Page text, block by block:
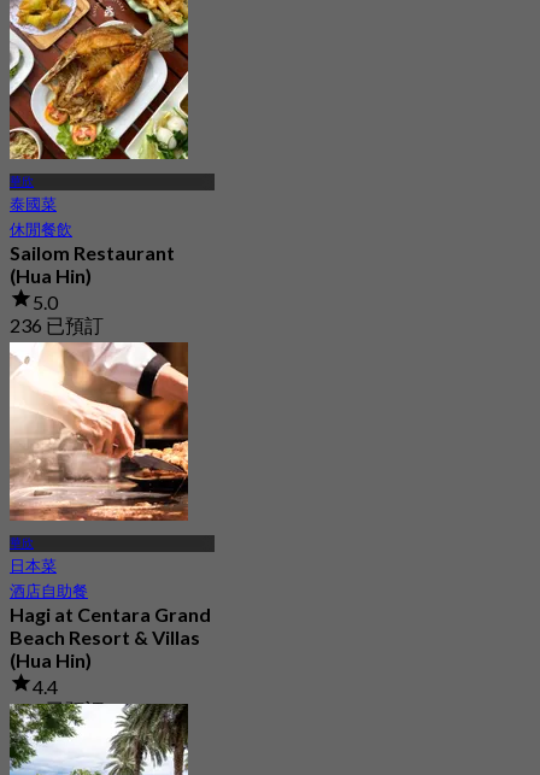
起฿ 595
華欣
泰國菜
休閒餐飲
Sailom Restaurant
(Hua Hin)
5.0
236 已預訂
起 ฿ 512.5
華欣
日本菜
酒店自助餐
Hagi at Centara Grand
Beach Resort & Villas
(Hua Hin)
4.4
124 已預訂
起฿ 747.5